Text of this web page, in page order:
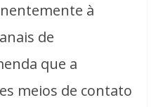
à
de
que a
meios de contato